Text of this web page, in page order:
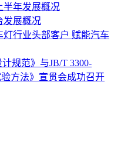
半年发展概况
发展概况
行业头部客户 赋能汽车
规范》与JB/T 3300-
方法》宣贯会成功召开